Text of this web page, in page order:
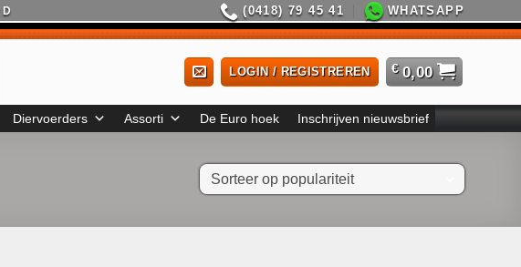
(0418) 79 45 41 WHATSAPP
LOGIN / REGISTREREN € 0,00
Diervoerders Assorti De Euro hoek Inschrijven nieuwsbrief